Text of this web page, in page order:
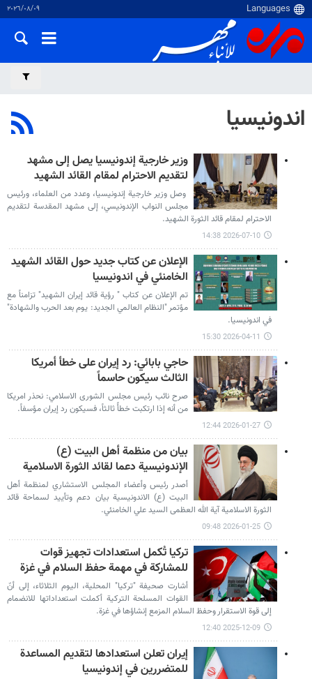
٠٩‏/٠٨‏/٢٠٢٦
اندونيسيا
وزير خارجية إندونيسيا يصل إلى مشهد
لتقديم الاحترام لمقام القائد الشهيد
وصل وزير خارجية إندونيسيا، وعدد من العلماء، ورئيس
مجلس النواب الإندونيسي، إلى مشهد المقدسة لتقديم
الاحترام لمقام قائد الثورة الشهيد.
2026-07-10 14:38
الإعلان عن كتاب جديد حول القائد الشهيد
الخامنئي في اندونيسيا
تم الإعلان عن كتاب " رؤية قائد إيران الشهيد" تزامناً مع
مؤتمر "النظام العالمي الجديد: يوم بعد الحرب والشهادة"
في اندونيسيا.
2026-04-11 15:30
حاجي بابائي: رد إيران على خطأ أمريكا
الثالث سيكون حاسماً
صرح نائب رئيس مجلس الشوری الاسلامي: نحذر امريكا
من أنه إذا ارتكبت خطأً ثالثاً، فسيكون رد إيران مؤسفاً.
2026-01-27 12:44
بيان من منظمة أهل البيت (ع)
الإندونيسية دعما لقائد الثورة الاسلامية
أصدر رئيس وأعضاء المجلس الاستشاري لمنظمة أهل
البيت (ع) الاندونيسية بيان دعم وتأييد لسماحة قائد
الثورة الاسلامية آية الله العظمى السيد علي الخامنئي.
2026-01-25 09:48
تركيا تُكمل استعدادات تجهيز قوات
للمشاركة في مهمة حفظ السلام في غزة
أشارت صحيفة "تركيا" المحلية، اليوم الثلاثاء، إلى أنّ
القوات المسلحة التركية أكملت استعداداتها للانضمام
إلى قوة الاستقرار وحفظ السلام المزمع إنشاؤها في غزة.
2025-12-09 12:40
إيران تعلن استعدادها لتقديم المساعدة
للمتضررين في إندونيسيا